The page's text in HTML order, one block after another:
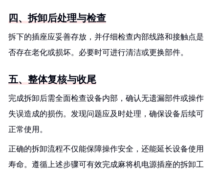
四、拆卸后处理与检查
拆下的插座应妥善存放，并仔细检查内部线路和接触点是
否存在老化或损坏。必要时可进行清洁或更换部件。
五、整体复核与收尾
完成拆卸后需全面检查设备内部，确认无遗漏部件或操作
失误造成的损伤。发现问题应及时处理，确保设备后续可
正常使用。
正确的拆卸流程不仅能保障操作安全，还能延长设备使用
寿命。遵循上述步骤可有效完成麻将机电源插座的拆卸工